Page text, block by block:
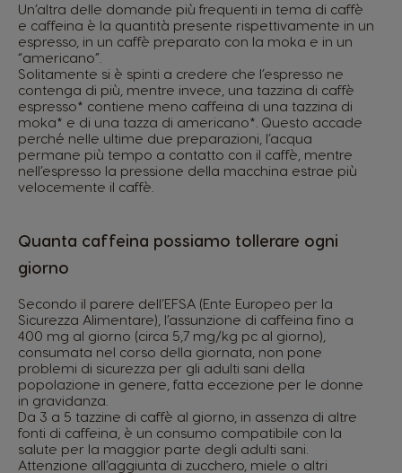
Un’altra delle domande più frequenti in tema di caffè
e caffeina è la quantità presente rispettivamente in un
espresso, in un caffè preparato con la moka e in un
“americano”.
Solitamente si è spinti a credere che l’espresso ne
contenga di più, mentre invece, una tazzina di caffè
espresso* contiene meno caffeina di una tazzina di
moka* e di una tazza di americano*. Questo accade
perché nelle ultime due preparazioni, l’acqua
permane più tempo a contatto con il caffè, mentre
nell’espresso la pressione della macchina estrae più
velocemente il caffè.
Quanta caffeina possiamo tollerare ogni
giorno
Secondo il parere dell’EFSA (Ente Europeo per la
Sicurezza Alimentare), l’assunzione di caffeina fino a
400 mg al giorno (circa 5,7 mg/kg pc al giorno),
consumata nel corso della giornata, non pone
problemi di sicurezza per gli adulti sani della
popolazione in genere, fatta eccezione per le donne
in gravidanza.
Da 3 a 5 tazzine di caffè al giorno, in assenza di altre
fonti di caffeina, è un consumo compatibile con la
salute per la maggior parte degli adulti sani.
Attenzione all’aggiunta di zucchero, miele o altri